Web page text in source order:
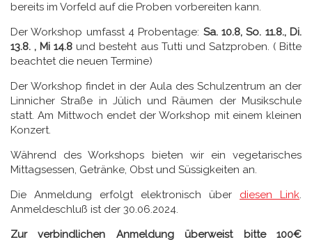
bereits im Vorfeld auf die Proben vorbereiten kann.
Der Workshop umfasst 4 Probentage: Sa. 10.8, So. 11.8., Di.
13.8. , Mi 14.8 und besteht aus Tutti und Satzproben. ( Bitte
beachtet die neuen Termine)
Der Workshop findet in der Aula des Schulzentrum an der
Linnicher Straße in Jülich und Räumen der Musikschule
statt. Am Mittwoch endet der Workshop mit einem kleinen
Konzert.
Während des Workshops bieten wir ein vegetarisches
Mittagsessen, Getränke, Obst und Süssigkeiten an.
Die Anmeldung erfolgt elektronisch über diesen Link.
Anmeldeschluß ist der 30.06.2024.
Zur verbindlichen Anmeldung überweist bitte 100€